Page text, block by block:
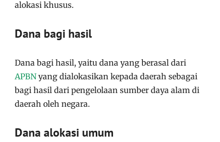
alokasi khusus.
Dana bagi hasil
Dana bagi hasil, yaitu dana yang berasal dari
APBNyang dialokasikan kepada daerah sebagai
bagi hasil dari pengelolaan sumber daya alam di
daerah oleh negara.
Dana alokasi umum